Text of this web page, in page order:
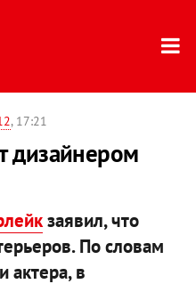
, 17:21
дизайнером
заявил, что
По словам
актера, в